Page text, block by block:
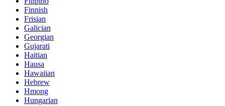
Finnish
Frisian
Galician
Georgian
Gujarati
Haitian
Hausa
Hawaiian
Hebrew
Hmong
Hungarian